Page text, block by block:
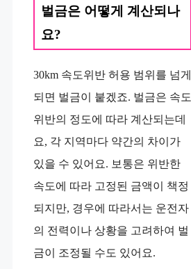
벌금은 어떻게 계산되나
요?
30km 속도위반 허용 범위를 넘게
되면 벌금이 붙겠죠. 벌금은 속도
위반의 정도에 따라 계산되는데
요, 각 지역마다 약간의 차이가
있을 수 있어요. 보통은 위반한
속도에 따라 고정된 금액이 책정
되지만, 경우에 따라서는 운전자
의 전력이나 상황을 고려하여 벌
금이 조정될 수도 있어요.